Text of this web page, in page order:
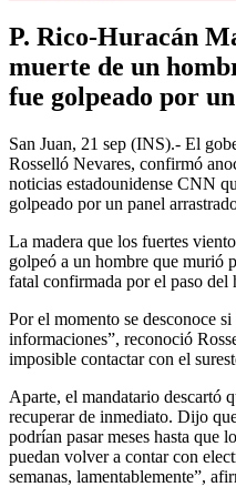
P. Rico-Huracán
muerte de un
fue golpeado por
San Juan, 21 sep (INS).- El
Rosselló Nevares, confirmó
noticias estadounidense CNN
golpeado por un panel
La madera que los fuertes
golpeó a un hombre que murió
fatal confirmada por el paso del
Por el momento se desconoce
informaciones”, reconoció
imposible contactar con el
Aparte, el mandatario descartó
recuperar de inmediato. Dijo
podrían pasar meses hasta que
puedan volver a contar con
semanas, lamentablemente”,